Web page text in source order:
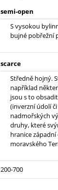
semi-open
S vysokou
bujné pobřežní
scarce
Středně hojný.
například
jsou s to
(inverzní údolí
nadmořských
druhy, které
hranice západní
moravského
200-700